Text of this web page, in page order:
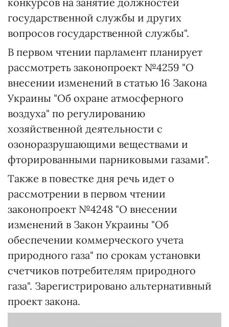
государственной службы и других
вопросов государственной службы".
В первом чтении парламент планирует
рассмотреть законопроект №4259 "О
внесении изменений в статью 16 Закона
Украины "Об охране атмосферного
воздуха" по регулированию
хозяйственной деятельности с
озоноразрушающими веществами и
фторированными парниковыми газами".
Также в повестке дня речь идет о
рассмотрении в первом чтении
законопроект №4248 "О внесении
изменений в Закон Украины "Об
обеспечении коммерческого учета
природного газа" по срокам установки
счетчиков потребителям природного
газа". Зарегистрировано альтернативный
проект закона.